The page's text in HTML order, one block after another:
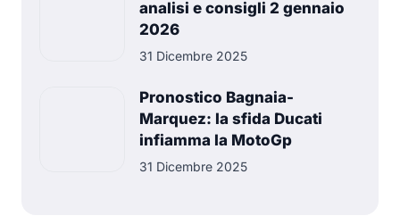
analisi e consigli 2 gennaio
2026
31 Dicembre 2025
Pronostico Bagnaia-
Marquez: la sfida Ducati
infiamma la MotoGp
31 Dicembre 2025